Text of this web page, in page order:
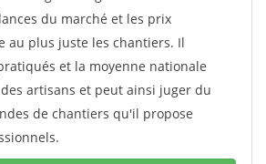
du marché et les prix
au plus juste les chantiers. Il
et la moyenne nationale
artisans et peut ainsi juger du
de chantiers qu'il propose